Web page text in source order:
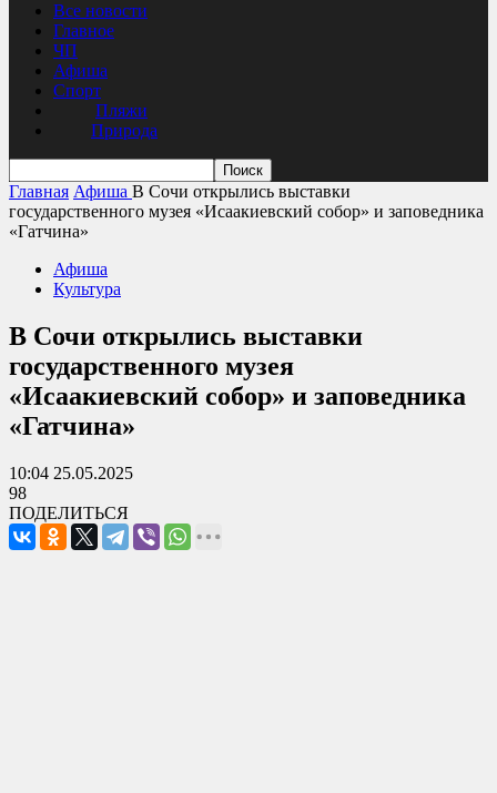
Все новости
Главное
ЧП
Афиша
Спорт
Пляжи
Природа
Главная Афиша В Сочи открылись выставки
государственного музея «Исаакиевский собор» и заповедника
«Гатчина»
Афиша
Культура
В Сочи открылись выставки
государственного музея
«Исаакиевский собор» и заповедника
«Гатчина»
10:04 25.05.2025
98
ПОДЕЛИТЬСЯ